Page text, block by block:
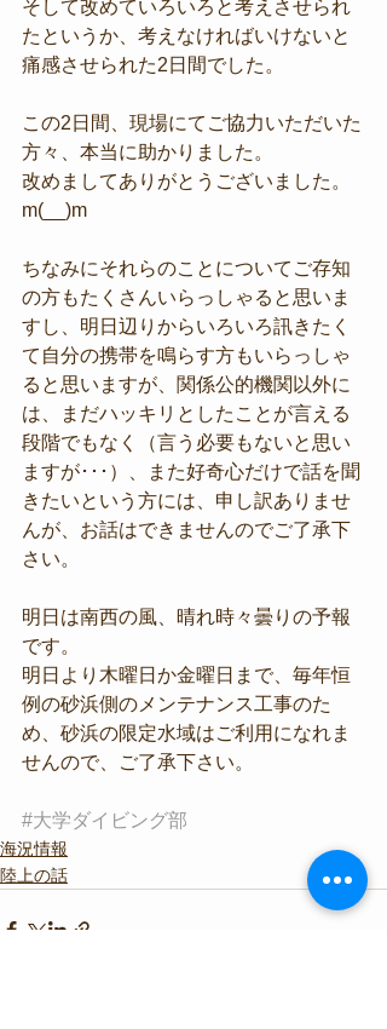
そして改めていろいろと考えさせられ
たというか、考えなければいけないと
痛感させられた2日間でした。
この2日間、現場にてご協力いただいた
方々、本当に助かりました。
改めましてありがとうございました。
m(__)m
ちなみにそれらのことについてご存知
の方もたくさんいらっしゃると思いま
すし、明日辺りからいろいろ訊きたく
て自分の携帯を鳴らす方もいらっしゃ
ると思いますが、関係公的機関以外に
は、まだハッキリとしたことが言える
段階でもなく（言う必要もないと思い
ますが･･･）、また好奇心だけで話を聞
きたいという方には、申し訳ありませ
んが、お話はできませんのでご了承下
さい。
明日は南西の風、晴れ時々曇りの予報
です。
明日より木曜日か金曜日まで、毎年恒
例の砂浜側のメンテナンス工事のた
め、砂浜の限定水域はご利用になれま
せんので、ご了承下さい。
#大学ダイビング部
海況情報
陸上の話